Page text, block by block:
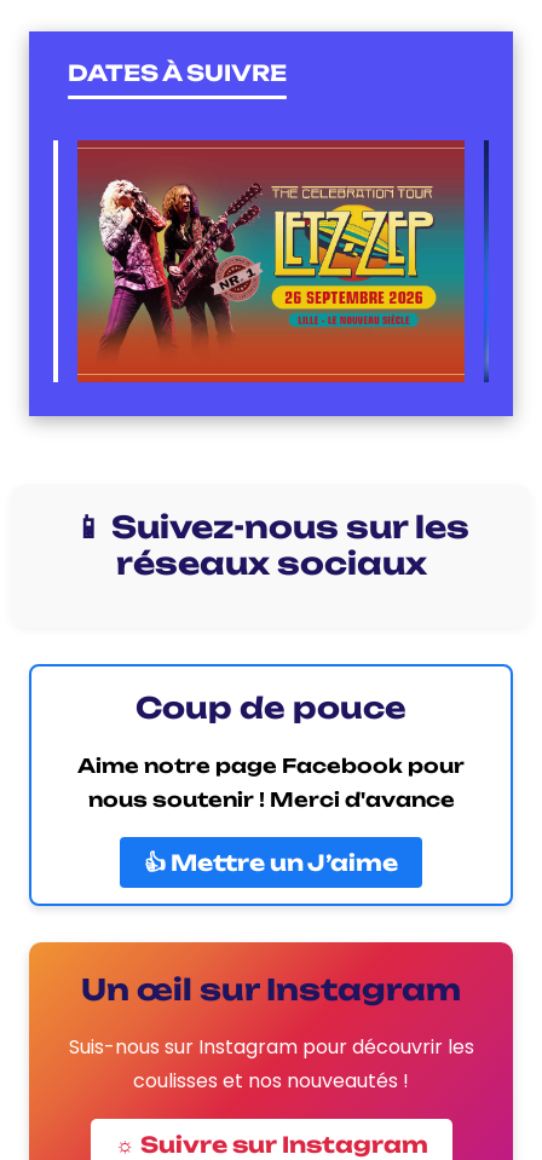
DATES À SUIVRE
📱 Suivez-nous sur les
réseaux sociaux
Coup de pouce
Aime notre page Facebook pour
nous soutenir ! Merci d'avance
👍 Mettre un J’aime
Un œil sur Instagram
Suis-nous sur Instagram pour découvrir les
coulisses et nos nouveautés !
☼ Suivre sur Instagram